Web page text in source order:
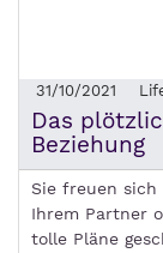
31/10/2021
Das
Beziehung
Sie freuen
Ihrem Partner
tolle Pläne